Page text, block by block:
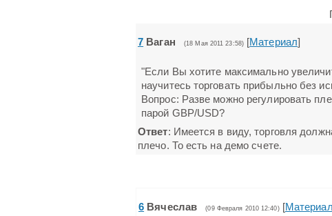
7 Ваган (18 Мая 2011 23:58)[Материал]
"Если Вы хотите максимально
научитесь торговать прибыльно без
Вопрос: Разве можно регулировать
парой GBP/USD?
Ответ: Имеется в виду, торговля
плечо. То есть на демо счете.
6 Вячеслав (09 Февраля 2010 12:40)[Материал